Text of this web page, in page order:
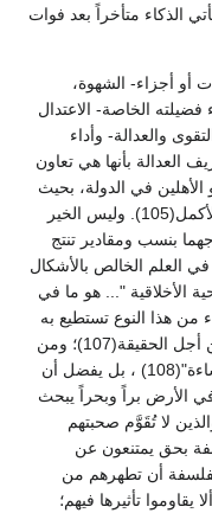
الذكاء متأخراً بعد فوات
أو أجزاء- الشهوة،
فضيلته الخاصة- الاعتدال
والعدالة- وأداء
العدالة بأنها هي تعاون
الأهلين في الدولة، بحيث
يقوم كل جزء بواجبه اللائق به على الوجه الأكمل(105). وليس الخير
بنسب ومقادير تنتج
كائن في العلم الخالص بالأشكال
الأخلاقية "... هو ما في
هذا النوع تستطيع به
أن تعرف الحقيقة، وأن تفعل كل الأشياء من أجل الحقيقة(107)؛ ومن
يحب الحقيقة لا يهمه أن يجزي الإساءة بالإساءة"(108) ، بل يفضل أن
الأرض براً وبحراً يبحث
لا تُقَوَّم صحبتهم
بحق يمتنعون عن
أن تطهرهم من
تأثيرها فيهم؛